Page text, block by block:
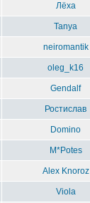
Лёха
Tanya
neiromantik
oleg_k16
Gendalf
Ростислав
Domino
M*Potes
Alex Knoroz
Viola